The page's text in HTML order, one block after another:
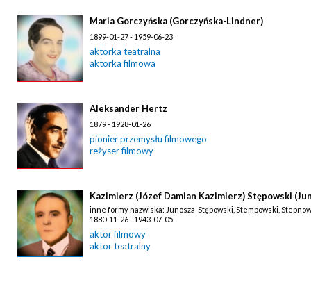
Maria Gorczyńska (Gorczyńska-Lindner)
1899-01-27 - 1959-06-23
aktorka teatralna
aktorka filmowa
Aleksander Hertz
1879 - 1928-01-26
pionier przemysłu filmowego
reżyser filmowy
Kazimierz (Józef Damian Kazimierz) Stępowski
inne formy nazwiska: Junosza-Stępowski, Stempowski,
1880-11-26 - 1943-07-05
aktor filmowy
aktor teatralny